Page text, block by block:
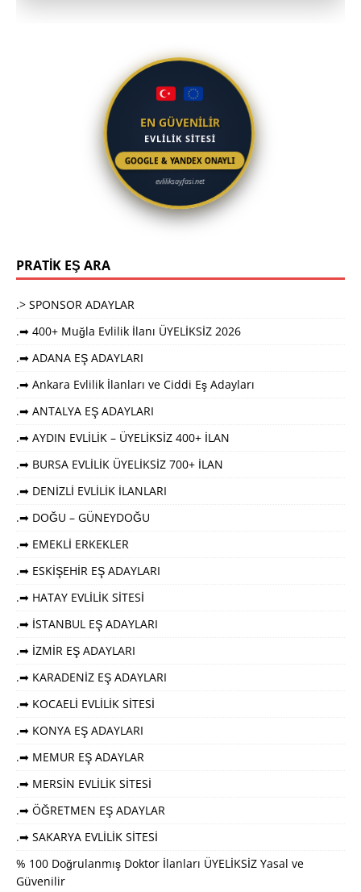
EN GÜVENİLİR
EVLİLİK SİTESİ
GOOGLE & YANDEX ONAYLI
evliliksayfasi.net
PRATİK EŞ ARA
.> SPONSOR ADAYLAR
.➡ 400+ Muğla Evlilik İlanı ÜYELİKSİZ 2026
.➡ ADANA EŞ ADAYLARI
.➡ Ankara Evlilik İlanları ve Ciddi Eş Adayları
.➡ ANTALYA EŞ ADAYLARI
.➡ AYDIN EVLİLİK – ÜYELİKSİZ 400+ İLAN
.➡ BURSA EVLİLİK ÜYELİKSİZ 700+ İLAN
.➡ DENİZLİ EVLİLİK İLANLARI
.➡ DOĞU – GÜNEYDOĞU
.➡ EMEKLİ ERKEKLER
.➡ ESKİŞEHİR EŞ ADAYLARI
.➡ HATAY EVLİLİK SİTESİ
.➡ İSTANBUL EŞ ADAYLARI
.➡ İZMİR EŞ ADAYLARI
.➡ KARADENİZ EŞ ADAYLARI
.➡ KOCAELİ EVLİLİK SİTESİ
.➡ KONYA EŞ ADAYLARI
.➡ MEMUR EŞ ADAYLAR
.➡ MERSİN EVLİLİK SİTESİ
.➡ ÖĞRETMEN EŞ ADAYLAR
.➡ SAKARYA EVLİLİK SİTESİ
% 100 Doğrulanmış Doktor İlanları ÜYELİKSİZ Yasal ve
Güvenilir